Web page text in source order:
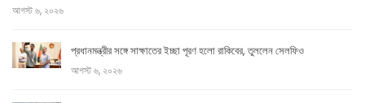
আগস্ট ৬, ২০২৬
প্রধানমন্ত্রীর সঙ্গে সাক্ষাতের ইচ্ছা পূরণ হলো রাকিবের, তুললেন সেলফিও
আগস্ট ৬, ২০২৬